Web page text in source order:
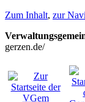
Zum Inhalt, zur
gerzen.de/